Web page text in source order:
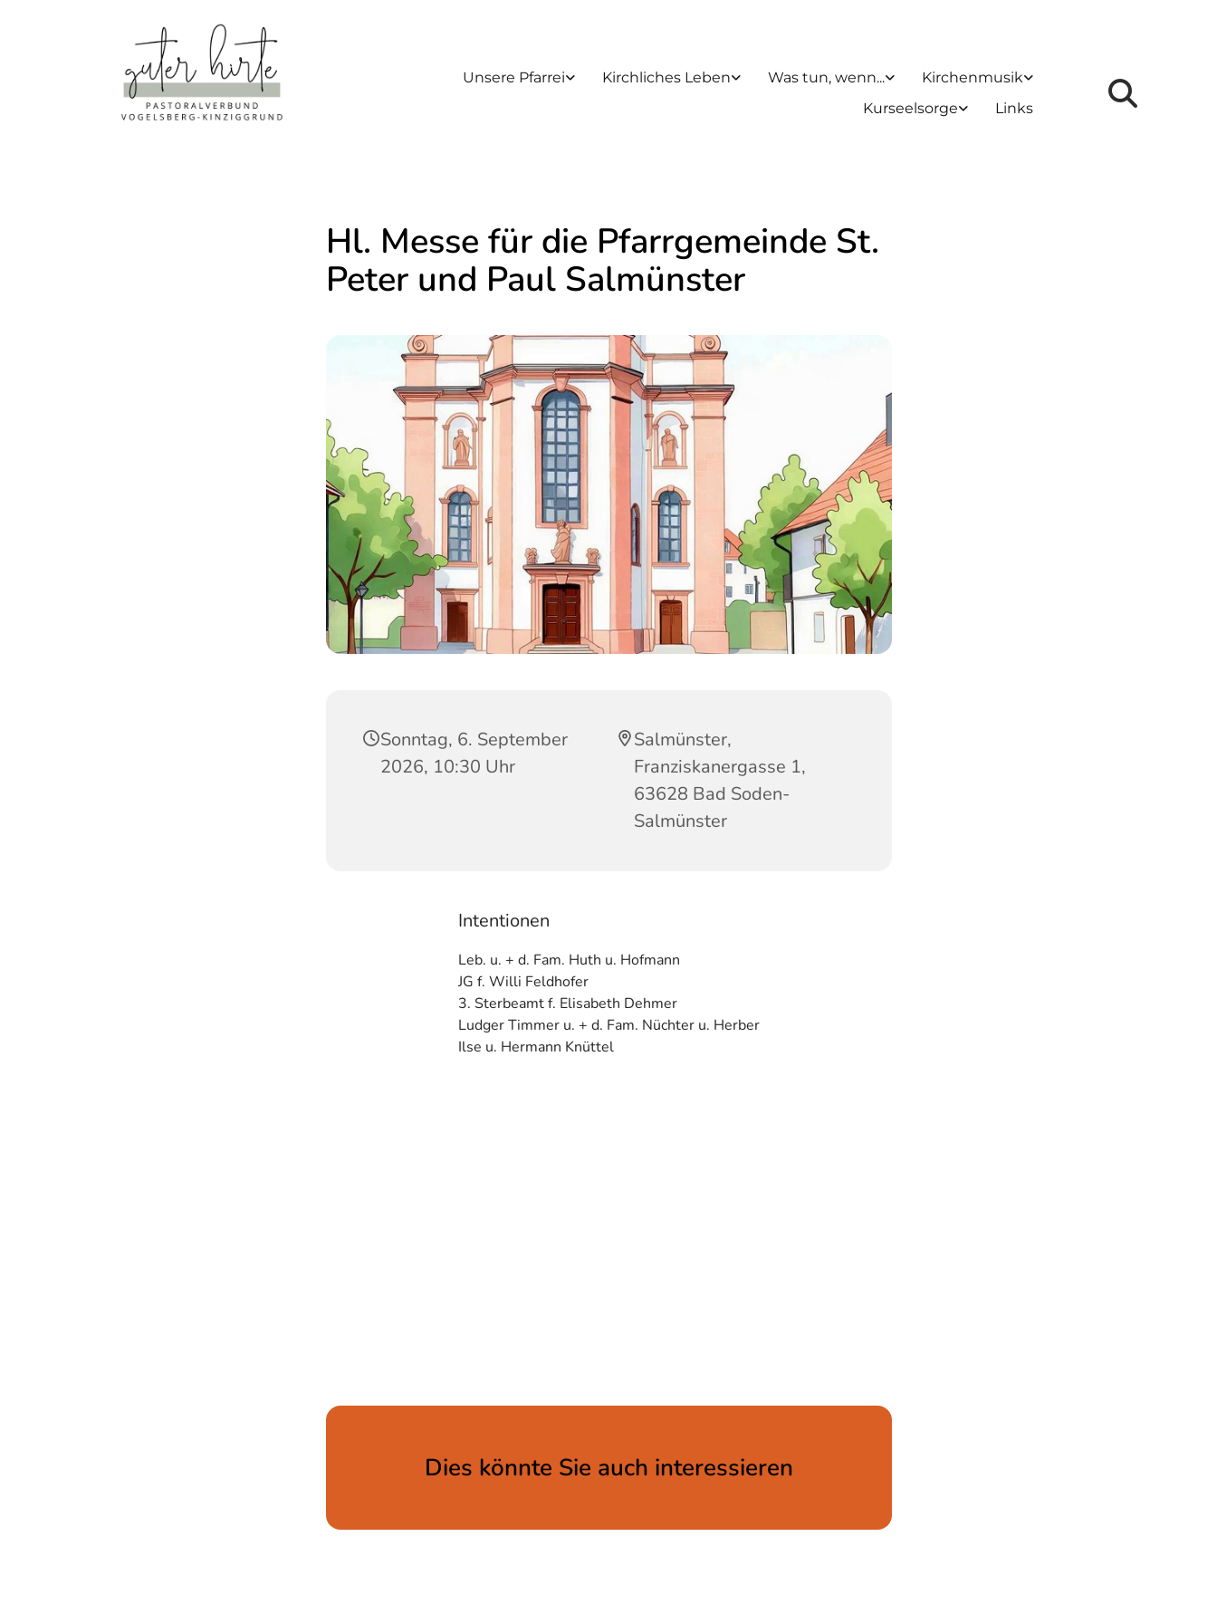
Unsere Pfarrei Kirchliches Leben Was tun, wenn...
Kirchenmusik
Kurseelsorge
Links
Hl. Messe für die Pfarrgemeinde St.
Peter und Paul Salmünster
Sonntag, 6. September
2026, 10:30 Uhr
Salmünster,
Franziskanergasse 1,
63628 Bad Soden-
Salmünster
Intentionen
Leb. u. + d. Fam. Huth u. Hofmann
JG f. Willi Feldhofer
3. Sterbeamt f. Elisabeth Dehmer
Ludger Timmer u. + d. Fam. Nüchter u. Herber
Ilse u. Hermann Knüttel
Dies könnte Sie auch interessieren